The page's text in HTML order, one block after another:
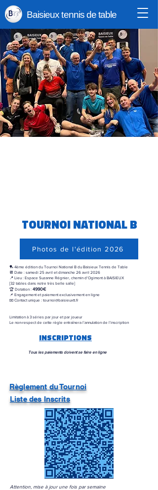
Baisieux tennis de table
TOURNOI NATIONAL B
Photos de l'édition 2026
🏓 4ème édition du Tournoi National B du Baisieux Tennis de Table
📆 Date : samedi 25 avril et dimanche 26 avril 2026
📍 Lieu : Espace Suzanne Régnier, chemin d'Ogimont à BAISIEUX
[32 tables dans notre très belle salle]
🏆 Dotation : 4990€
📌 Engagement et paiement exclusivement en ligne
📧 Contact unique : tournoi@baisieuxtt.fr
Limitation à 3 séries par jour et par joueur
Le non-respect de cette règle entraînera l’annulation de l’inscription
INSCRIPTIONS
Tous les paiements doivent se faire en ligne​
Règlement du Tournoi
Liste des Inscrits
Attention, mise à jour une fois par semaine